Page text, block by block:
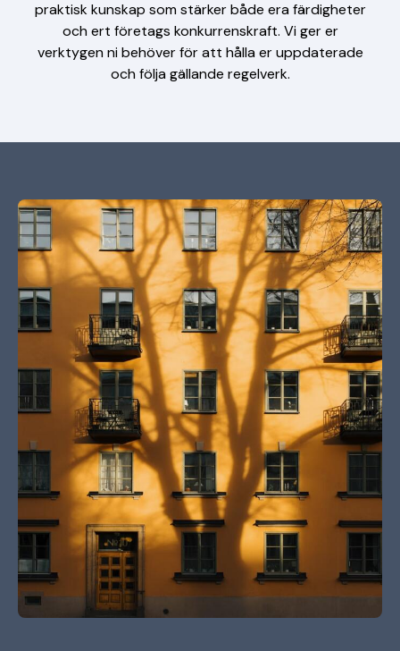
praktisk kunskap som stärker både era färdigheter
och ert företags konkurrenskraft. Vi ger er
verktygen ni behöver för att hålla er uppdaterade
och följa gällande regelverk.